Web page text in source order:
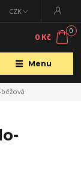
Menu
CZK
0
0 Kč